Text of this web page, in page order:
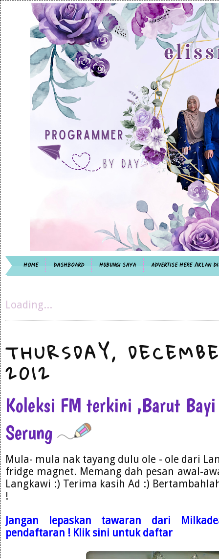
HOME DASHBOARD HUBUNGI SAYA ADVERTISE HERE /IKLAN
Loading...
THURSDAY,
2012
Koleksi FM terkini ,Barut
Serung
Mula- mula nak tayang dulu ole - ole dari
fridge magnet. Memang dah pesan awal-
Langkawi :) Terima kasih Ad :)
!
Jangan lepaskan tawaran dari
pendaftaran ! Klik sini untuk daftar